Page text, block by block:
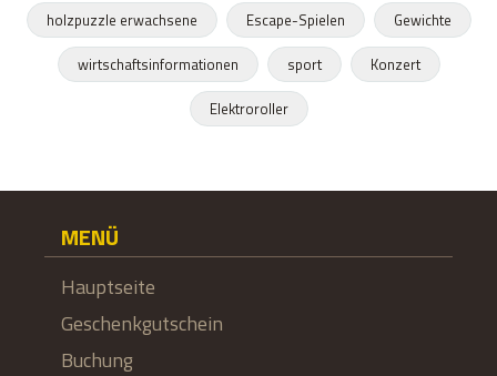
holzpuzzle erwachsene
Escape-Spielen
Gewichte
wirtschaftsinformationen
sport
Konzert
Elektroroller
MENÜ
Hauptseite
Geschenkgutschein
Buchung